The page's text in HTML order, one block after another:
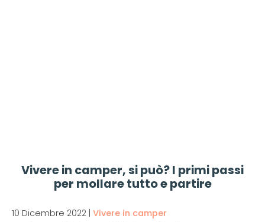
Vivere in camper, si può? I primi passi
per mollare tutto e partire
10 Dicembre 2022 Vivere in camper